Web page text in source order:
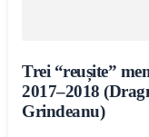
Trei “reușite”
2017–2018
Grindeanu)